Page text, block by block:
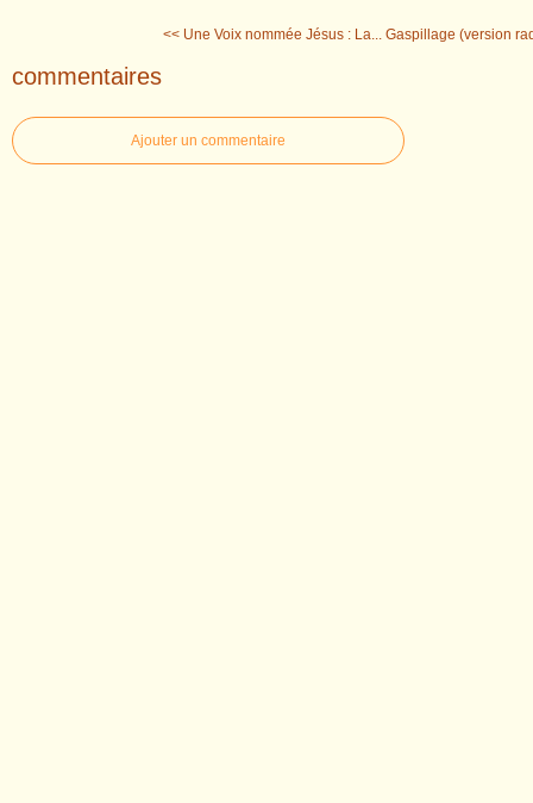
<< Une Voix nommée Jésus : La... Gaspillage (version
commentaires
Ajouter un commentaire